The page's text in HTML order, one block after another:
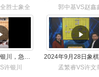
胜士象全
郭中基VS赵鑫
市冠军挑战许银川，急进中兵变化真激烈！
许银川
孟繁睿VS许文